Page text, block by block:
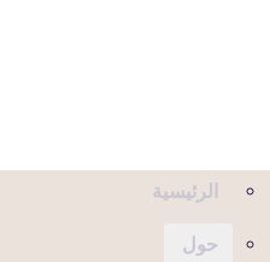
الرئيسية
حول